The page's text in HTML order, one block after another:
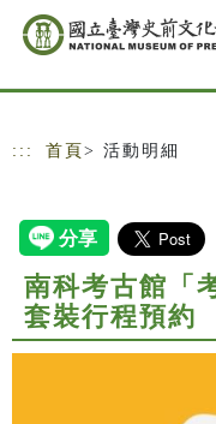
跳到主要內容
網站導覽
::: 首頁 > 活動明細
南科考古館「
套裝行程預約